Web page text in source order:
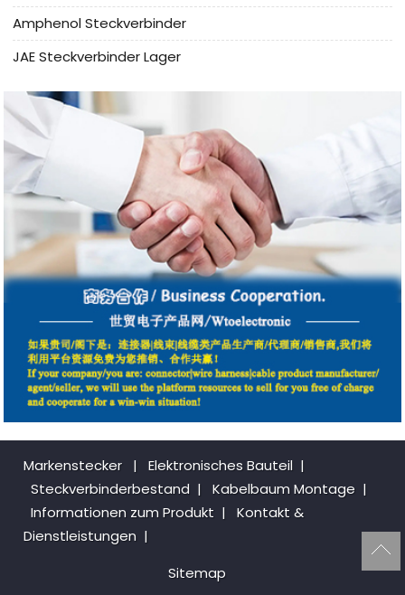
Amphenol Steckverbinder
JAE Steckverbinder Lager
Markenstecker | Elektronisches Bauteil |
Steckverbinderbestand | Kabelbaum Montage |
Informationen zum Produkt |
Kontakt &
Dienstleistungen |
Sitemap